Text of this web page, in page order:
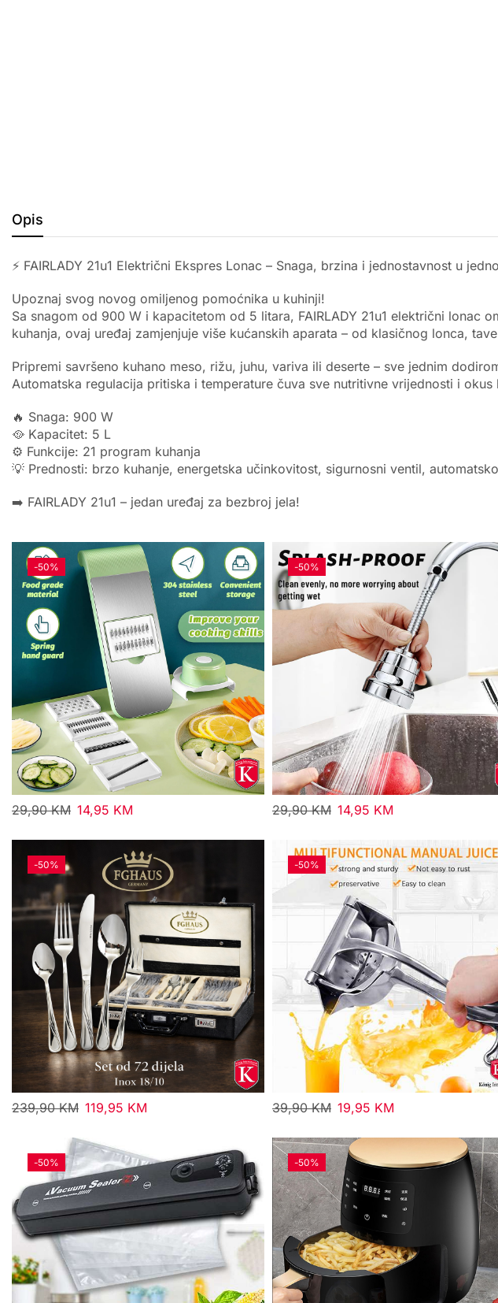
Opis
⚡ FAIRLADY 21u1 Električni Ekspres Lonac – Snaga, brzina i jednostavnost u
Upoznaj svog novog omiljenog pomoćnika u kuhinji!
Sa snagom od 900 W i kapacitetom od 5 litara, FAIRLADY 21u1 električni
kuhanja, ovaj uređaj zamjenjuje više kućanskih aparata – od klasičnog lonca,
Pripremi savršeno kuhano meso, rižu, juhu, variva ili deserte – sve jednim
Automatska regulacija pritiska i temperature čuva sve nutritivne vrijednosti i
🔥 Snaga: 900 W
🥘 Kapacitet: 5 L
⚙️ Funkcije: 21 program kuhanja
💡 Prednosti: brzo kuhanje, energetska učinkovitost, sigurnosni ventil,
➡️ FAIRLADY 21u1 – jedan uređaj za bezbroj jela!
-50%
29,90KM 14,95 KM
-50%
29,90KM 14,95 KM
-50%
239,90KM 119,95 KM
-50%
39,90KM 19,95 KM
-50% -50%